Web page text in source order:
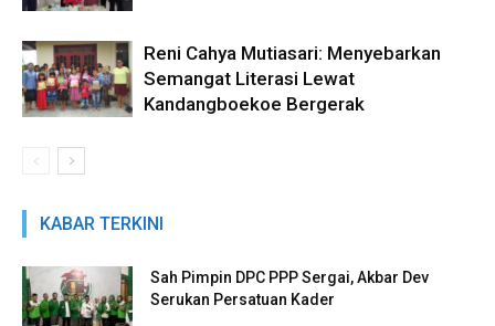
Reni Cahya Mutiasari: Menyebarkan
Semangat Literasi Lewat
Kandangboekoe Bergerak
KABAR TERKINI
Sah Pimpin DPC PPP Sergai, Akbar Dev
Serukan Persatuan Kader